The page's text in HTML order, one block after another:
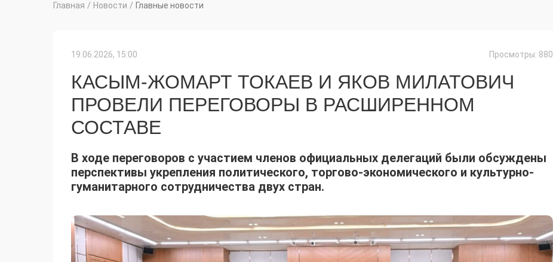
Главная / Новости / Главные новости
19.06.2026, 15:00 Просмотры: 880
КАСЫМ-ЖОМАРТ ТОКАЕВ И ЯКОВ МИЛАТОВИЧ
ПРОВЕЛИ ПЕРЕГОВОРЫ В РАСШИРЕННОМ
СОСТАВЕ
В ходе переговоров с участием членов официальных делегаций были обсуждены
перспективы укрепления политического, торгово-экономического и культурно-
гуманитарного сотрудничества двух стран.